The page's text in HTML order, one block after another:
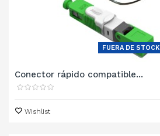
FUERA DE STOCK
Conector rápido compatible...
Wishlist